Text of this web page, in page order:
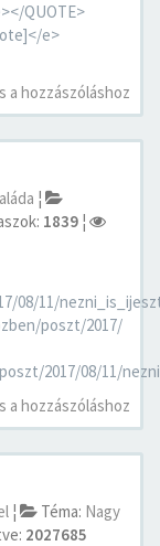
QUOTE>
e>
a hozzászóláshoz
¦
1839 ¦
08/11/
poszt/2017/
2017/08/11/
a hozzászóláshoz
¦ Téma: Nagy
2027685